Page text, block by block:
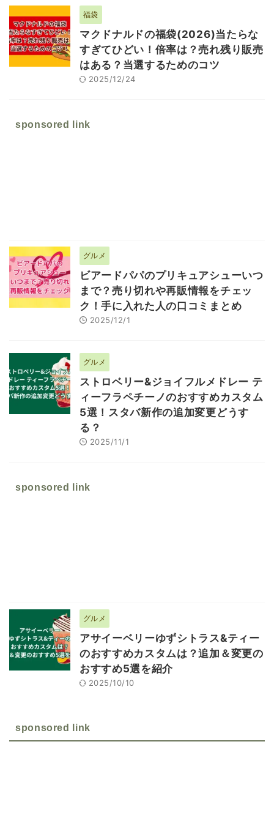
福袋
マクドナルドの福袋(2026)当たらな
すぎてひどい！倍率は？売れ残り販売
はある？当選するためのコツ
2025/12/24
sponsored link
グルメ
ビアードパパのプリキュアシューいつ
まで？売り切れや再販情報をチェッ
ク！手に入れた人の口コミまとめ
2025/12/1
グルメ
ストロベリー&ジョイフルメドレー テ
ィーフラペチーノのおすすめカスタム
5選！スタバ新作の追加変更どうす
る？
2025/11/1
sponsored link
グルメ
アサイーベリーゆずシトラス&ティー
のおすすめカスタムは？追加＆変更の
おすすめ5選を紹介
2025/10/10
sponsored link